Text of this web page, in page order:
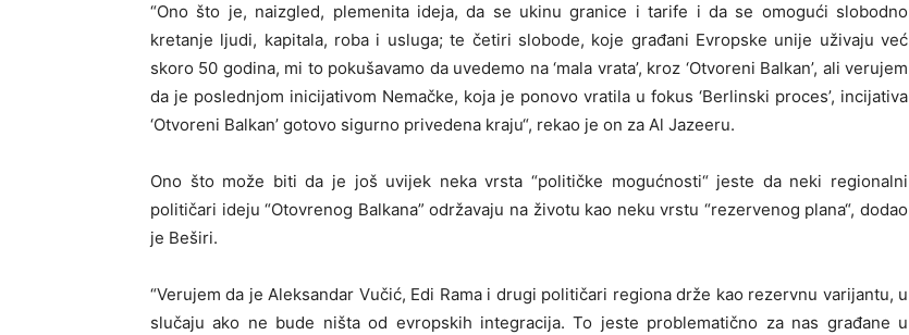
“Ono što je, naizgled, plemenita ideja, da se ukinu granice i tarife i da se omogući slobodno
kretanje ljudi, kapitala, roba i usluga; te četiri slobode, koje građani Evropske unije uživaju već
skoro 50 godina, mi to pokušavamo da uvedemo na ‘mala vrata’, kroz ‘Otvoreni Balkan’, ali verujem
da je poslednjom inicijativom Nemačke, koja je ponovo vratila u fokus ‘Berlinski proces’, incijativa
‘Otvoreni Balkan’ gotovo sigurno privedena kraju“, rekao je on za Al Jazeeru.
Ono što može biti da je još uvijek neka vrsta “političke mogućnosti“ jeste da neki regionalni
političari ideju “Otovrenog Balkana” održavaju na životu kao neku vrstu “rezervenog plana“, dodao
je Beširi.
“Verujem da je Aleksandar Vučić, Edi Rama i drugi političari regiona drže kao rezervnu varijantu, u
slučaju ako ne bude ništa od evropskih integracija. To jeste problematično za nas građane u